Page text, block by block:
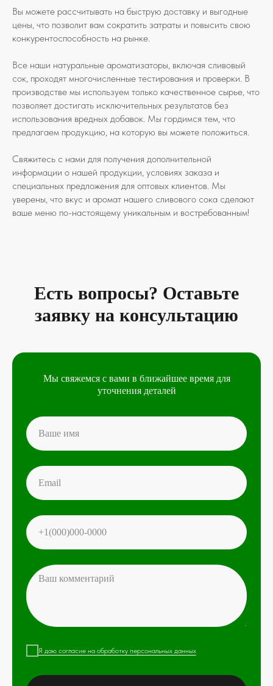
Вы можете рассчитывать на быструю доставку и выгодные
цены, что позволит вам сократить затраты и повысить свою
конкурентоспособность на рынке.
Все наши натуральные ароматизаторы, включая сливовый
сок, проходят многочисленные тестирования и проверки. В
производстве мы используем только качественное сырье, что
позволяет достигать исключительных результатов без
использования вредных добавок. Мы гордимся тем, что
предлагаем продукцию, на которую вы можете положиться.
Свяжитесь с нами для получения дополнительной
информации о нашей продукции, условиях заказа и
специальных предложения для оптовых клиентов. Мы
уверены, что вкус и аромат нашего сливового сока сделают
ваше меню по-настоящему уникальным и востребованным!
Есть вопросы? Оставьте
заявку на консультацию
Мы свяжемся с вами в ближайшее время для
уточнения деталей
Я даю согласие на обработку персональных данных